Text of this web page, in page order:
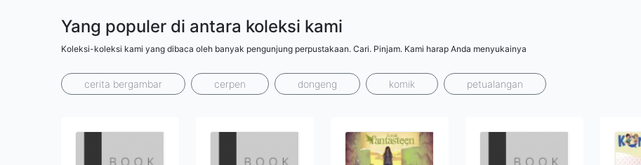
Yang populer di antara koleksi kami
Koleksi-koleksi kami yang dibaca oleh banyak pengunjung perpustakaan. Cari. Pinjam. Kami harap Anda menyukainya
cerita bergambar cerpen dongeng komik petualangan